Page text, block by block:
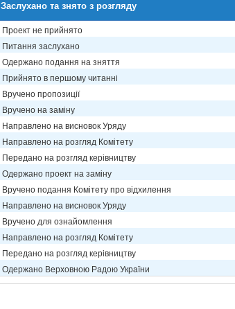
Заслухано та знято з розгляду
Проект не прийнято
Питання заслухано
Одержано подання на зняття
Прийнято в першому читанні
Вручено пропозиції
Вручено на заміну
Направлено на висновок Уряду
Направлено на розгляд Комітету
Передано на розгляд керівництву
Одержано проект на заміну
Вручено подання Комітету про відхилення
Направлено на висновок Уряду
Вручено для ознайомлення
Направлено на розгляд Комітету
Передано на розгляд керівництву
Одержано Верховною Радою України